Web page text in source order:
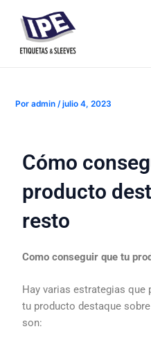
contenido
Poradmin /julio 4, 2023
Cómo
producto
resto
Como conseguir que tu
Hay varias estrategias que
tu producto destaque
son:
entradas